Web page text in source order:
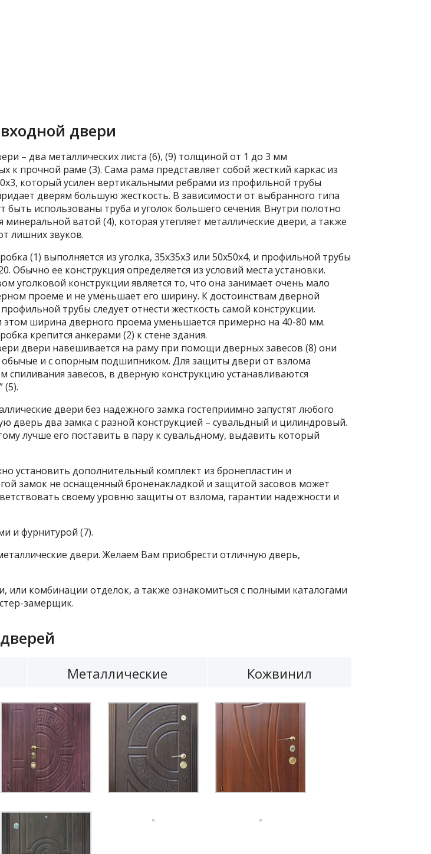
двери
– два металлических листа (6), (9) толщиной от 1 до 3 мм
к прочной раме (3). Сама рама представляет собой жесткий каркас из
который усилен вертикальными ребрами из профильной трубы
дверям большую жесткость. В зависимости от выбранного типа
быть использованы труба и уголок большего сечения. Внутри полотно
минеральной ватой (4), которая утепляет металлические двери, а также
лишних звуков.
(1) выполняется из уголка, 35х35х3 или 50х50х4, и профильной трубы
Обычно ее конструкция определяется из условий места установки.
уголковой конструкции является то, что она занимает очень мало
проеме и не уменьшает его ширину. К достоинствам дверной
трубы следует отнести жесткость самой конструкции.
этом ширина дверного проема уменьшается примерно на 40-80 мм.
крепится анкерами (2) к стене здания.
двери навешивается на раму при помощи дверных завесов (8) они
обычые и с опорным подшипником. Для защиты двери от взлома
спиливания завесов, в дверную конструкцию устанавливаются
(5).
двери без надежного замка гостеприимно запустят любого
два замка с разной конструкцией – сувальдный и цилиндровый.
лучше его поставить в пару к сувальдному, выдавить который
установить дополнительный комплект из бронепластин и
замок не оснащенный броненакладкой и защитой засовов может
своему уровню защиты от взлома, гарантии надежности и
и фурнитурой (7).
двери. Желаем Вам приобрести отличную дверь,
комбинации отделок, а также ознакомиться с полными каталогами
замерщик.
Металлические Кожвинил